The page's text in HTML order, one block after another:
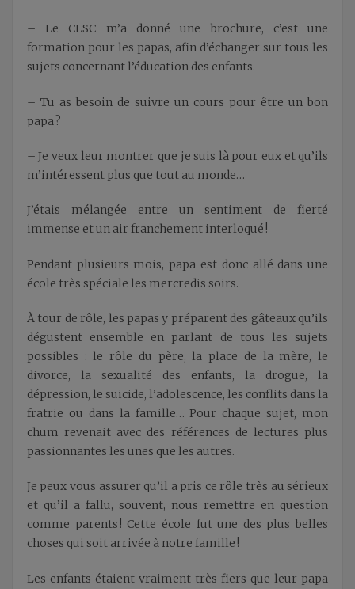
– Le CLSC m’a donné une brochure, c’est une
formation pour les papas, afin d’échanger sur tous les
sujets concernant l’éducation des enfants.
– Tu as besoin de suivre un cours pour être un bon
papa ?
– Je veux leur montrer que je suis là pour eux et qu’ils
m’intéressent plus que tout au monde…
J’étais mélangée entre un sentiment de fierté
immense et un air franchement interloqué !
Pendant plusieurs mois, papa est donc allé dans une
école très spéciale les mercredis soirs.
À tour de rôle, les papas y préparent des gâteaux qu’ils
dégustent ensemble en parlant de tous les sujets
possibles : le rôle du père, la place de la mère, le
divorce, la sexualité des enfants, la drogue, la
dépression, le suicide, l’adolescence, les conflits dans la
fratrie ou dans la famille… Pour chaque sujet, mon
chum revenait avec des références de lectures plus
passionnantes les unes que les autres.
Je peux vous assurer qu’il a pris ce rôle très au sérieux
et qu’il a fallu, souvent, nous remettre en question
comme parents ! Cette école fut une des plus belles
choses qui soit arrivée à notre famille !
Les enfants étaient vraiment très fiers que leur papa